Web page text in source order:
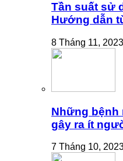
Tần suất sử
Hướng dẫn
8 Tháng 11, 2023
Những bệnh
gây ra ít
7 Tháng 10,